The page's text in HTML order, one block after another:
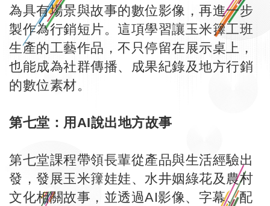
為具有場景與故事的數位影像，再進一步
製作為行銷短片。這項學習讓玉米籜工班
生產的工藝作品，不只停留在展示桌上，
也能成為社群傳播、成果紀錄及地方行銷
的數位素材。
第七堂：用AI說出地方故事
第七堂課程帶領長輩從產品與生活經驗出
發，發展玉米籜娃娃、水井姻綠花及農村
文化相關故事，並透過AI影像、字幕、配